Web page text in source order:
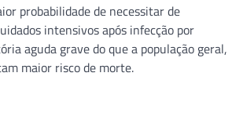
probabilidade de necessitar de
intensivos após infecção por
aguda grave do que a população geral,
maior risco de morte.